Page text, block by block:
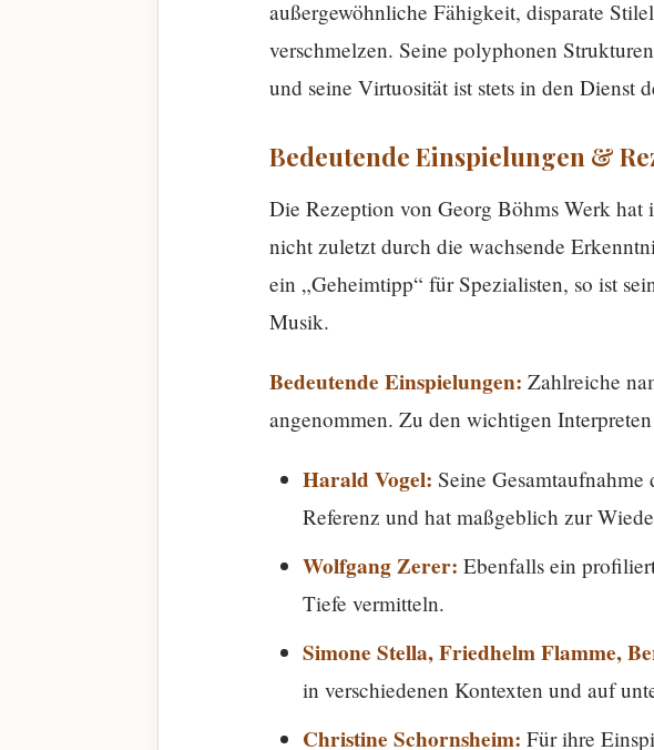
außergewöhnliche Fähigkeit, disparate
verschmelzen. Seine polyphonen
und seine Virtuosität ist stets in den Dienst
Bedeutende Einspielungen &
Die Rezeption von Georg Böhms Werk
nicht zuletzt durch die wachsende
ein „Geheimtipp“ für Spezialisten, so ist
Musik.
Bedeutende Einspielungen: Zahlreiche
angenommen. Zu den wichtigen
Harald Vogel: Seine
Referenz und hat maßgeblich zur
Wolfgang Zerer: Ebenfalls ein
Tiefe vermitteln.
Simone Stella, Friedhelm Flamme,
in verschiedenen Kontexten und auf
Christine Schornsheim: Für ihre